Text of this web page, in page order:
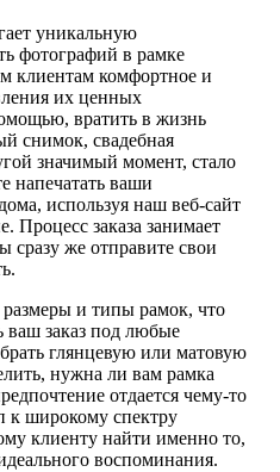
уникальную
фотографий в рамке
клиентам комфортное и
их ценных
вратить в жизнь
снимок, свадебная
значимый момент, стало
напечатать ваши
используя наш веб-сайт
Процесс заказа занимает
сразу же отправите свои
и типы рамок, что
ваш заказ под любые
глянцевую или матовую
нужна ли вам рамка
отдается чему-то
к широкому спектру
клиенту найти именно то,
воспоминания.